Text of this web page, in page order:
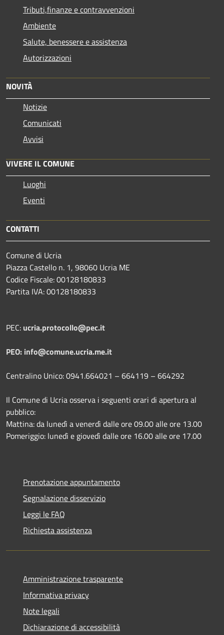
Tributi,finanze e contravvenzioni
Ambiente
Salute, benessere e assistenza
Autorizzazioni
NOVITÀ
Notizie
Comunicati
Avvisi
VIVERE IL COMUNE
Luoghi
Eventi
CONTATTI
Comune di Ucria
Piazza Castello n. 1, 98060 Ucria ME
Codice Fiscale: 00128180833
Partita IVA: 00128180833
PEC: ucria.protocollo@pec.it
PEO: info@comune.ucria.me.it
Centralino Unico: 0941.664021 – 664119 – 664292
Il Comune di Ucria osserva i seguenti orari di apertura al
pubblico:
Mattina: da lunedì a venerdì dalle ore 09.00 alle ore 13.00
Pomeriggio: lunedì e giovedì dalle ore 16.00 alle ore 17.00
Prenotazione appuntamento
Segnalazione disservizio
Leggi le FAQ
Richiesta assistenza
Amministrazione trasparente
Informativa privacy
Note legali
Dichiarazione di accessibilità